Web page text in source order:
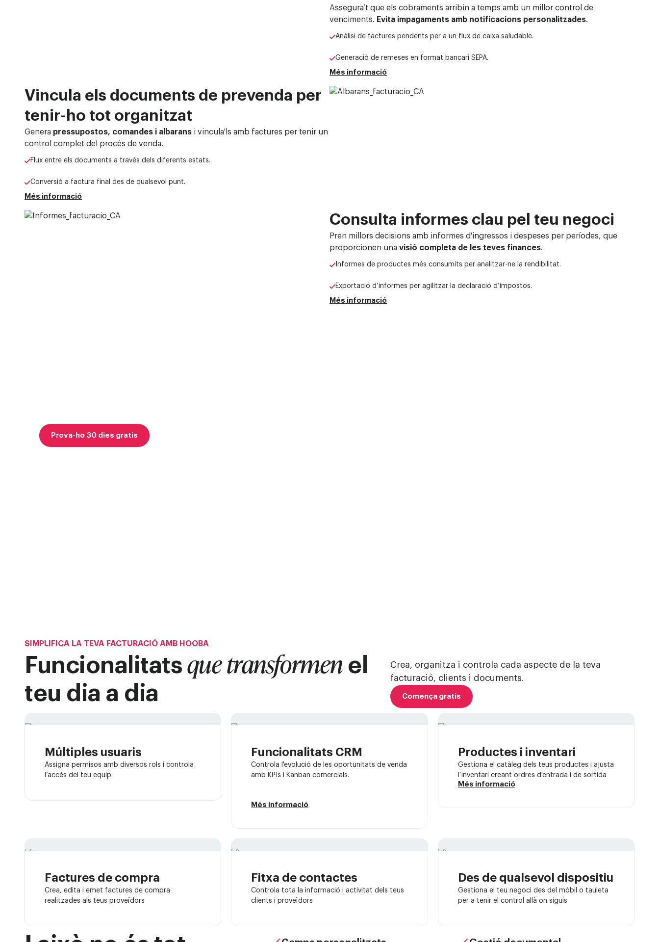
Assegura’t que els cobraments arribin a temps amb un millor control de
venciments. Evita impagaments amb notificacions personalitzades.
Anàlisi de factures pendents per a un flux de caixa saludable.
Generació de remeses en format bancari SEPA.
Més informació
Vincula els documents de prevenda per
tenir-ho tot organitzat
Genera pressupostos, comandes i albarans i vincula'ls amb factures per tenir un
control complet del procés de venda.
Flux entre els documents a través dels diferents estats.
Conversió a factura final des de qualsevol punt.
Més informació
Consulta informes clau pel teu negoci
Pren millors decisions amb informes d'ingressos i despeses per períodes, que
proporcionen una visió completa de les teves finances.
Informes de productes més consumits per analitzar-ne la rendibilitat.
Exportació d’informes per agilitzar la declaració d’impostos.
Més informació
Prova-ho 30 dies gratis
SIMPLIFICA LA TEVA FACTURACIÓ AMB HOOBA
Funcionalitats que transformen el
teu dia a dia
Crea, organitza i controla cada aspecte de la teva
facturació, clients i documents.
Comença gratis
Múltiples usuaris
Assigna permisos amb diversos rols i controla
l’accés del teu equip.
Funcionalitats CRM
Controla l'evolució de les oportunitats de venda
amb KPIs i Kanban comercials.
Més informació
Productes i inventari
Gestiona el catàleg dels teus productes i ajusta
l’inventari creant ordres d'entrada i de sortida
Més informació
Factures de compra
Crea, edita i emet factures de compra
realitzades als teus proveïdors
Fitxa de contactes
Controla tota la informació i activitat dels teus
clients i proveïdors
Des de qualsevol dispositiu
Gestiona el teu negoci des del mòbil o tauleta
per a tenir el control allà on siguis